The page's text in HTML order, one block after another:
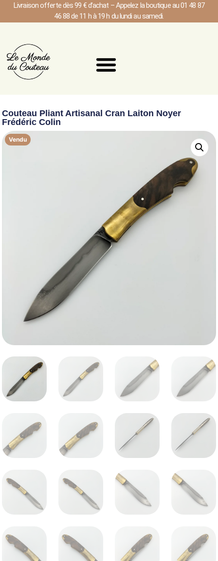
Livraison offerte dès 99 € d’achat – Appelez la boutique au 01 48 87
46 88 de 11 h à 19 h du lundi au samedi.
Couteau Pliant Artisanal Cran Laiton Noyer
Frédéric Colin
Vendu